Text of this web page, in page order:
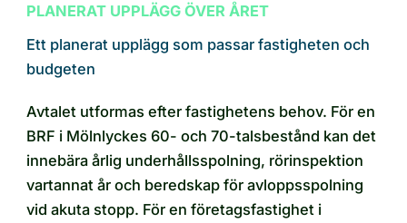
PLANERAT UPPLÄGG ÖVER ÅRET
Ett planerat upplägg som passar fastigheten och
budgeten
Avtalet utformas efter fastighetens behov. För en
BRF i Mölnlyckes 60- och 70-talsbestånd kan det
innebära årlig underhållsspolning, rörinspektion
vartannat år och beredskap för avloppsspolning
vid akuta stopp. För en företagsfastighet i